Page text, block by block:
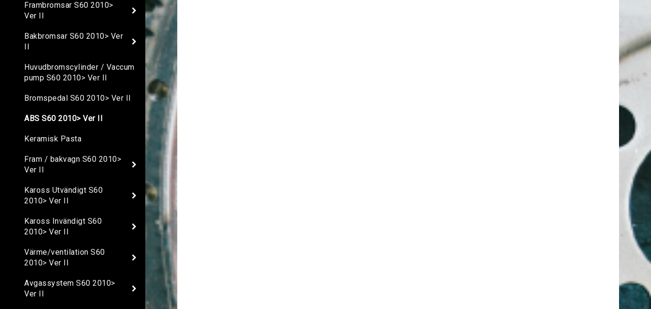
Frambromsar S60 2010>
Ver II
Bakbromsar S60 2010> Ver
Huvudbromscylinder / Vaccum
pump S60 2010> Ver II
Bromspedal S60 2010> Ver II
ABS S60 2010> Ver II
Keramisk Pasta
Fram / bakvagn S60 2010>
Ver II
Kaross Utvändigt S60
2010> Ver II
Kaross Invändigt S60
2010> Ver II
Värme/ventilation S60
2010> Ver II
Avgassystem S60 2010>
Ver II